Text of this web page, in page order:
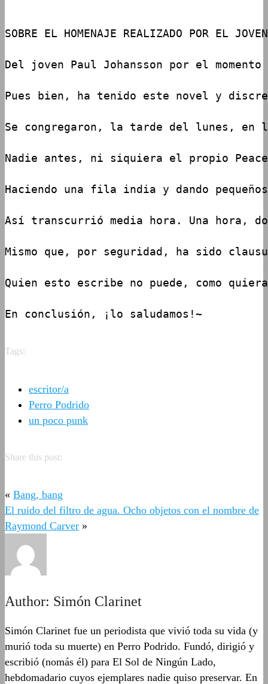
SOBRE EL HOMENAJE REALIZADO POR EL
Del joven Paul Johansson por el
Pues bien, ha tenido este novel y
Se congregaron, la tarde del lunes, en
Nadie antes, ni siquiera el propio
Haciendo una fila india y dando
Así transcurrió media hora. Una hora,
Mismo que, por seguridad, ha sido
Quien esto escribe no puede, como
En conclusión, ¡lo saludamos!~
Tags:
escritor/a
Perro Podrido
un poco punk
Share this post:
« Bang, bang
El ruido del filtro de agua. Ocho objetos con el nombre de
Raymond Carver »
Author: Simón Clarinet
Simón Clarinet fue un periodista que vivió toda su vida (y
murió toda su muerte) en Perro Podrido. Fundó, dirigió y
escribió (nomás él) para El Sol de Ningún Lado,
hebdomadario cuyos ejemplares nadie quiso preservar. En